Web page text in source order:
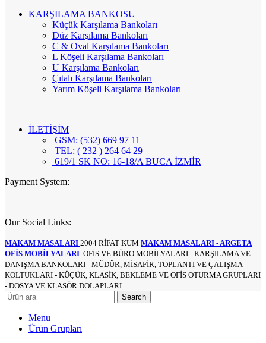
KARŞILAMA BANKOSU
Küçük Karşılama Bankoları
Düz Karşılama Bankoları
C & Oval Karşılama Bankoları
L Köşeli Karşılama Bankoları
U Karşılama Bankoları
Çıtalı Karşılama Bankoları
Yarım Köşeli Karşılama Bankoları
İLETİŞİM
GSM: (532) 669 97 11
TEL: ( 232 ) 264 64 29
619/1 SK NO: 16-18/A BUCA İZMİR
Payment System:
Our Social Links:
MAKAM MASALARI 2004 RİFAT KUM MAKAM MASALARI - ARGETA
OFİS MOBİLYALARI. OFİS VE BÜRO MOBİLYALARI - KARŞILAMA VE
DANIŞMA BANKOLARI - MÜDÜR, MİSAFİR, TOPLANTI VE ÇALIŞMA
KOLTUKLARI - KÜÇÜK, KLASİK, BEKLEME VE OFİS OTURMA GRUPLARI
- DOSYA VE KLASÖR DOLAPLARI .
Search
Menu
Ürün Grupları